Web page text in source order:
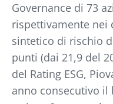
Governance di 73
rispettivamente nei
sintetico di rischio
punti (dai 21,9 del
del Rating ESG,
anno consecutivo il